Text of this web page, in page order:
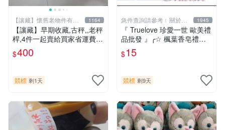
【讓藏】懷舊老物件有感
情有故事
1164
【讓藏】早期收藏,古秤,,老秤
桿,4件一起賣給買家省運費B
$400
競標 剩1天
急件查詢請參考﹝關於
我﹞
1945
『 Truelove 珍愛一世 歐美禮
品批發 』╭☆ 楓葉香皂禮盒
☆╮
$15
競標 剩9天